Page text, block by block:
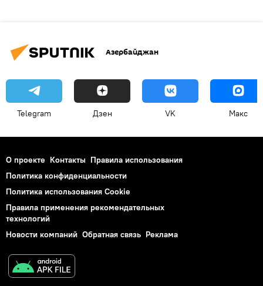
Азербайджан
Telegram Дзен VK Макс
О проекте Контакты Правила использования
Политика конфиденциальности
Политика использования Cookie
Правила применения рекомендательных
технологий
Новости компаний Обратная связь Реклама